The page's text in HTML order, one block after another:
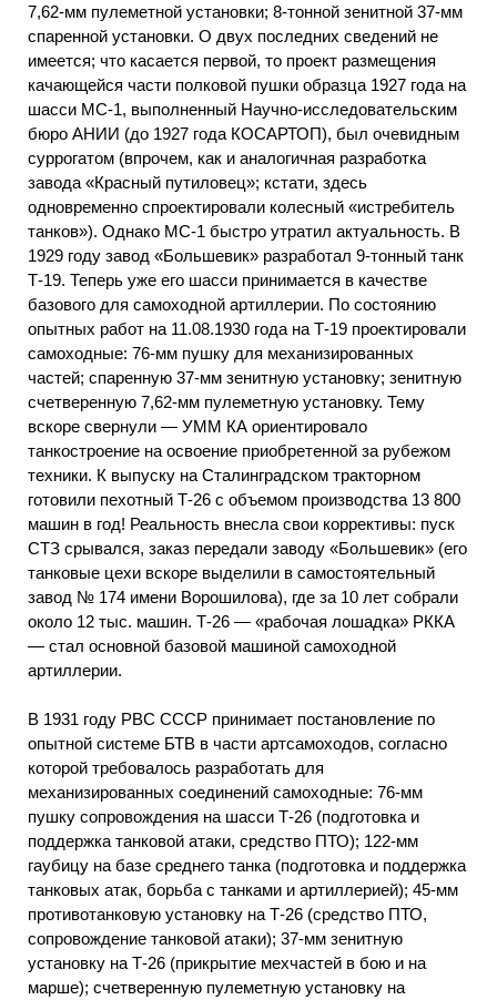
7,62-мм пулеметной установки; 8-тонной зенитной 37-мм
спаренной установки. О двух последних сведений не
имеется; что касается первой, то проект размещения
качающейся части полковой пушки образца 1927 года на
шасси МС-1, выполненный Научно-исследовательским
бюро АНИИ (до 1927 года КОСАРТОП), был очевидным
суррогатом (впрочем, как и аналогичная разработка
завода «Красный путиловец»; кстати, здесь
одновременно спроектировали колесный «истребитель
танков»). Однако МС-1 быстро утратил актуальность. В
1929 году завод «Большевик» разработал 9-тонный танк
Т-19. Теперь уже его шасси принимается в качестве
базового для самоходной артиллерии. По состоянию
опытных работ на 11.08.1930 года на Т-19 проектировали
самоходные: 76-мм пушку для механизированных
частей; спаренную 37-мм зенитную установку; зенитную
счетверенную 7,62-мм пулеметную установку. Тему
вскоре свернули — УММ КА ориентировало
танкостроение на освоение приобретенной за рубежом
техники. К выпуску на Сталинградском тракторном
готовили пехотный Т-26 с объемом производства 13 800
машин в год! Реальность внесла свои коррективы: пуск
СТЗ срывался, заказ передали заводу «Большевик» (его
танковые цехи вскоре выделили в самостоятельный
завод № 174 имени Ворошилова), где за 10 лет собрали
около 12 тыс. машин. Т-26 — «рабочая лошадка» РККА
— стал основной базовой машиной самоходной
артиллерии.
В 1931 году РВС СССР принимает постановление по
опытной системе БТВ в части артсамоходов, согласно
которой требовалось разработать для
механизированных соединений самоходные: 76-мм
пушку сопровождения на шасси Т-26 (подготовка и
поддержка танковой атаки, средство ПТО); 122-мм
гаубицу на базе среднего танка (подготовка и поддержка
танковых атак, борьба с танками и артиллерией); 45-мм
противотанковую установку на Т-26 (средство ПТО,
сопровождение танковой атаки); 37-мм зенитную
установку на Т-26 (прикрытие мехчастей в бою и на
марше); счетверенную пулеметную установку на